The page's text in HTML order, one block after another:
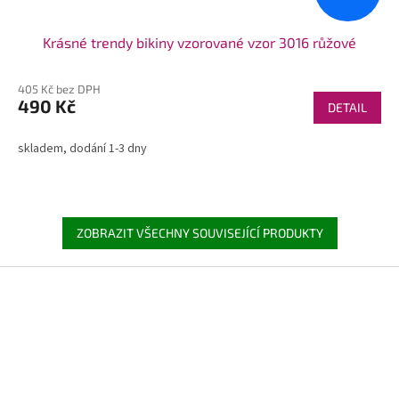
Krásné trendy bikiny vzorované vzor 3016 růžové
405 Kč bez DPH
490 Kč DETAIL
skladem, dodání 1-3 dny
ZOBRAZIT VŠECHNY SOUVISEJÍCÍ PRODUKTY